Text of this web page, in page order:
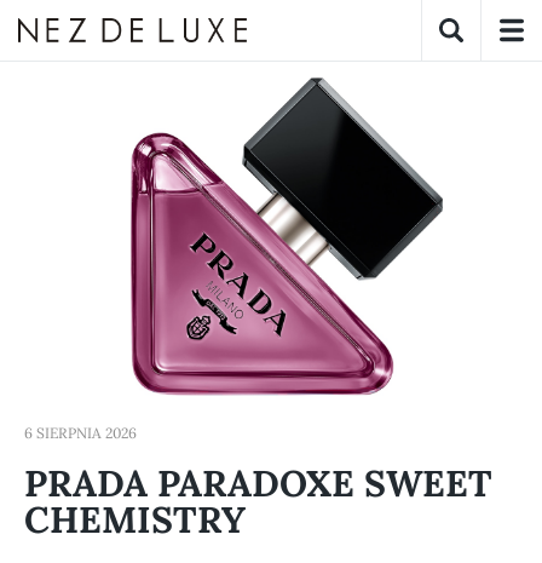
6 SIERPNIA 2026
PRADA PARADOXE SWEET
CHEMISTRY